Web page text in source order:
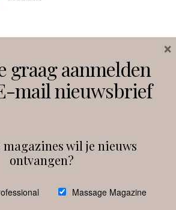
Facebook
graag aanmelden
mail nieuwsbrief
magazines wil je nieuws
ontvangen?
Massage Magazine
×